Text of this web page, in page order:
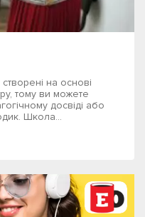
на основі
тому ви можете
досвіді або
Школа...